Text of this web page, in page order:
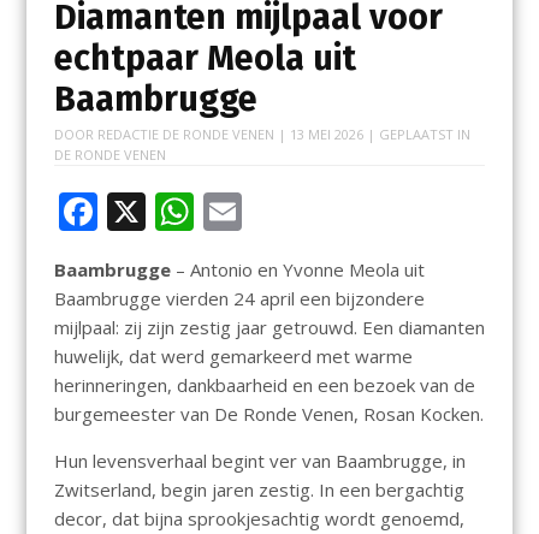
Diamanten mijlpaal voor
echtpaar Meola uit
Baambrugge
DOOR REDACTIE DE RONDE VENEN | 13 MEI 2026| GEPLAATST IN
DE RONDE VENEN
F
ac
e
b
o
o
X W
at
s
A
p
p
E
ai
l
Baambrugge– Antonio en Yvonne Meola uit
Baambrugge vierden 24 april een bijzondere
mijlpaal: zij zijn zestig jaar getrouwd. Een diamanten
huwelijk, dat werd gemarkeerd met warme
herinneringen, dankbaarheid en een bezoek van de
burgemeester van De Ronde Venen, Rosan Kocken.
Hun levensverhaal begint ver van Baambrugge, in
Zwitserland, begin jaren zestig. In een bergachtig
decor, dat bijna sprookjesachtig wordt genoemd,